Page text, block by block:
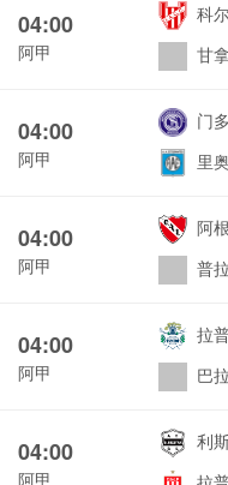
04:00
阿甲
科
甘
04:00
阿甲
门
里
04:00
阿甲
阿
普
04:00
阿甲
拉
巴
04:00
阿甲
利